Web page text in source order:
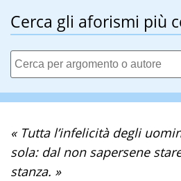
Cerca gli aforismi più
« Tutta l’infelicità degli
sola: dal non sapersene
stanza. »